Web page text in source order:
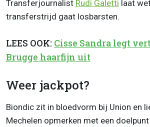
Transferjournalist Rudi Galetti laat
transferstrijd gaat losbarsten.
LEES OOK: Cisse Sandra legt
Brugge haarfijn uit
Weer jackpot?
Biondic zit in bloedvorm bij Union en
Mechelen opmerken met een